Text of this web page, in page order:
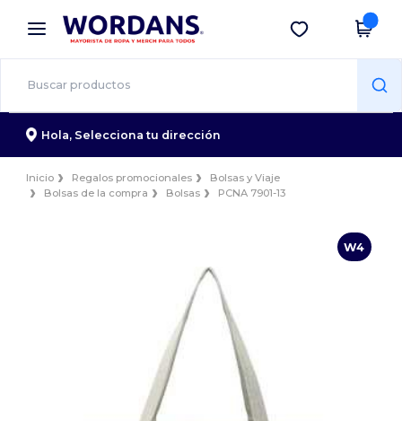
× App de Wordans
¡Mejores precios en app!
Descargar app
Hola, Selecciona tu dirección
Inicio Regalos promocionales
Bolsas y Viaje
Bolsas de la compra
Bolsas PCNA 7901-13
W4